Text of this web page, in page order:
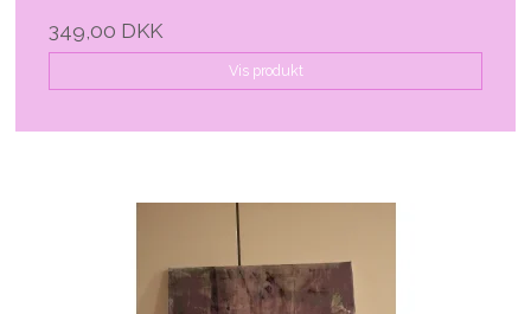
349,00 DKK
Vis produkt